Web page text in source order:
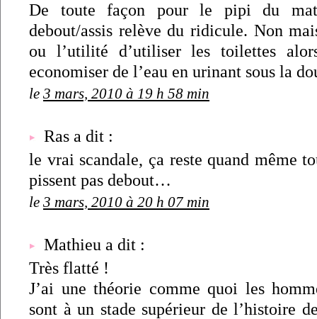
De toute façon pour le pipi du
debout/assis relève du ridicule. Non
ou l’utilité d’utiliser les toilettes
economiser de l’eau en urinant sous la
le 3 mars, 2010 à 19 h 58 min
Ras a dit :
le vrai scandale, ça reste quand même
pissent pas debout…
le 3 mars, 2010 à 20 h 07 min
Mathieu a dit :
Très flatté !
J’ai une théorie comme quoi les
sont à un stade supérieur de l’histoire